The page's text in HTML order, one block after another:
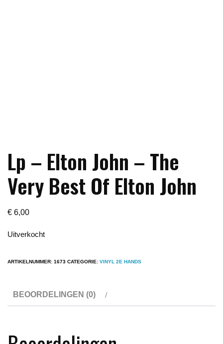
Lp – Elton John – The
Very Best Of Elton John
€ 6,00
Uitverkocht
ARTIKELNUMMER: 1673 CATEGORIE: VINYL 2E HANDS
BEOORDELINGEN (0)